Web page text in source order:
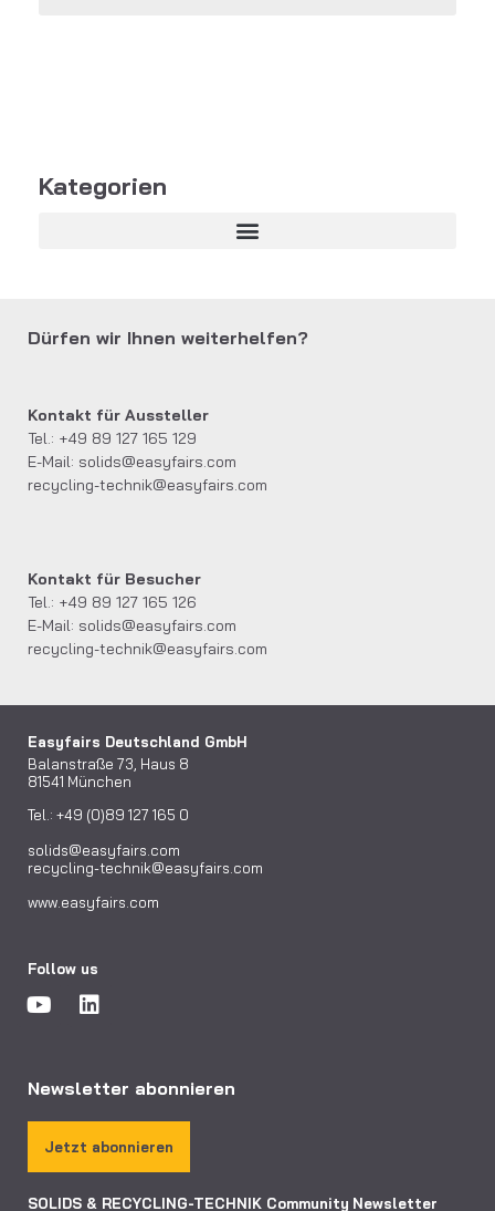
Kategorien
Dürfen wir Ihnen weiterhelfen?
Kontakt für Aussteller
Tel.: +49 89 127 165 129
E-Mail: solids@easyfairs.com
recycling-technik@easyfairs.com
Kontakt für Besucher
Tel.: +49 89 127 165 126
E-Mail: solids@easyfairs.com
recycling-technik@easyfairs.com
Easyfairs Deutschland GmbH
Balanstraße 73, Haus 8
81541 München
Tel.: +49 (0)89 127 165 0
solids@easyfairs.com
recycling-technik@easyfairs.com
www.easyfairs.com
Follow us
Newsletter abonnieren
Jetzt abonnieren
SOLIDS & RECYCLING-TECHNIK Community Newsletter